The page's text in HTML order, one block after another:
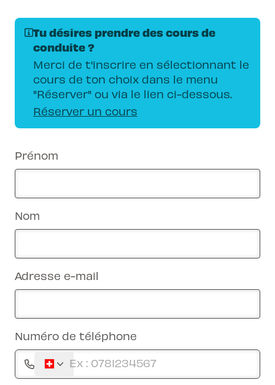
Tu désires prendre des cours de
conduite ?
Merci de t'inscrire en sélectionnant le
cours de ton choix dans le menu
"Réserver" ou via le lien ci-dessous.
Réserver un cours
Prénom
Nom
Adresse e-mail
Numéro de téléphone